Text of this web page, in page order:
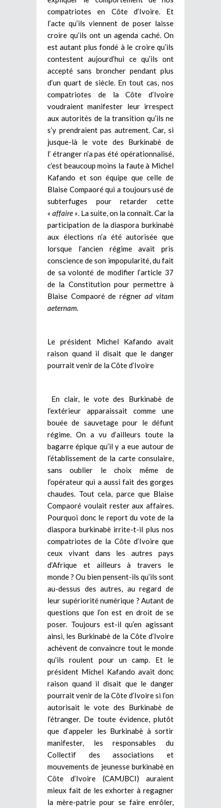
compatriotes en Côte d’Ivoire. Et
l’acte qu’ils viennent de poser laisse
croire qu’ils ont un agenda caché. On
est autant plus fondé à le croire qu’ils
contestent aujourd’hui ce qu’ils ont
accepté sans broncher pendant plus
d’un quart de siècle. En tout cas, nos
compatriotes de la Côte d’Ivoire
voudraient manifester leur irrespect
aux autorités de la transition qu’ils ne
s’y prendraient pas autrement. Car, si
jusque-là le vote des Burkinabè de
l’ étranger n’a pas été opérationnalisé,
c’est beaucoup moins la faute à Michel
Kafando et son équipe que celle de
Blaise Compaoré qui a toujours usé de
subterfuges pour retarder cette
« affaire » . La suite, on la connaît. Car la
participation de la diaspora burkinabè
aux élections n’a été autorisée que
lorsque l’ancien régime avait pris
conscience de son impopularité, du fait
de sa volonté de modifier l’article 37
de la Constitution pour permettre à
Blaise Compaoré de régnerad vitam
aeternam.
Le président Michel Kafando avait
raison quand il disait que le danger
pourrait venir de la Côte d’Ivoire
En clair, le vote des Burkinabè de
l’extérieur apparaissait comme une
bouée de sauvetage pour le défunt
régime. On a vu d’ailleurs toute la
bagarre épique qu’il y a eue autour de
l’établissement de la carte consulaire,
sans oublier le choix même de
l’opérateur qui a aussi fait des gorges
chaudes. Tout cela, parce que Blaise
Compaoré voulait rester aux affaires.
Pourquoi donc le report du vote de la
diaspora burkinabè irrite-t-il plus nos
compatriotes de la Côte d’Ivoire que
ceux vivant dans les autres pays
d’Afrique et ailleurs à travers le
monde ? Ou bien pensent-ils qu’ils sont
au-dessus des autres, au regard de
leur supériorité numérique ? Autant de
questions que l’on est en droit de se
poser. Toujours est-il qu’en agissant
ainsi, les Burkinabè de la Côte d’Ivoire
achèvent de convaincre tout le monde
qu’ils roulent pour un camp. Et le
président Michel Kafando avait donc
raison quand il disait que le danger
pourrait venir de la Côte d’Ivoire si l’on
autorisait le vote des Burkinabè de
l’étranger. De toute évidence, plutôt
que d’appeler les Burkinabè à sortir
manifester, les responsables du
Collectif des associations et
mouvements de jeunesse burkinabè en
Côte d’Ivoire (CAMJBCI) auraient
mieux fait de les exhorter à regagner
la mère-patrie pour se faire enrôler,